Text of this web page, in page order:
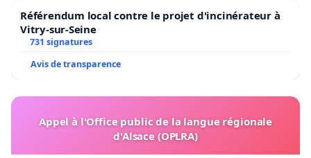
Référendum local contre le projet d'incinérateur à
Vitry-sur-Seine
731 signatures
Avis de transparence
Appel à l'Office public de la langue régionale
d'Alsace (OPLRA)